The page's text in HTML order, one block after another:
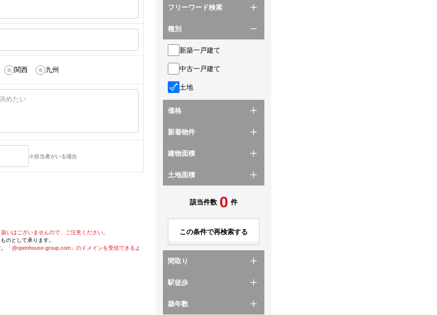
関西 九州
※担当者がいる場合
いはございませんので、ご注意ください。
のとして承ります。
「@openhouse-group.com」のドメインを受信できるよ
フリーワード検索
種別
新築一戸建て
中古一戸建て
土地
価格
新着物件
建物面積
土地面積
該当件数 0 件
この条件で再検索する
間取り
駅徒歩
築年数